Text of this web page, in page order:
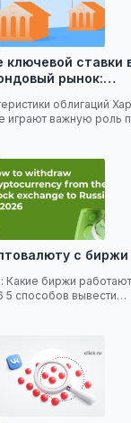
ключевой ставки
рынок:…
облигаций
играют важную роль
с
Какие биржи
5 способов вывести…